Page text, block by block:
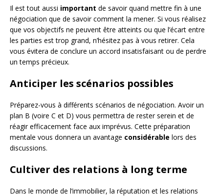
Il est tout aussi important de savoir quand mettre fin à une
négociation que de savoir comment la mener. Si vous réalisez
que vos objectifs ne peuvent être atteints ou que l’écart entre
les parties est trop grand, n’hésitez pas à vous retirer. Cela
vous évitera de conclure un accord insatisfaisant ou de perdre
un temps précieux.
Anticiper les scénarios possibles
Préparez-vous à différents scénarios de négociation. Avoir un
plan B (voire C et D) vous permettra de rester serein et de
réagir efficacement face aux imprévus. Cette préparation
mentale vous donnera un avantage considérable lors des
discussions.
Cultiver des relations à long terme
Dans le monde de l’immobilier, la réputation et les relations